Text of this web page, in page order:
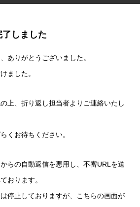
しました
ありがとうございました。
ました。
上、折り返し担当者よりご連絡いたし
くお待ちください。
らの自動返信を悪用し、不審URLを送
おります。
停止しておりますが、こちらの画面が